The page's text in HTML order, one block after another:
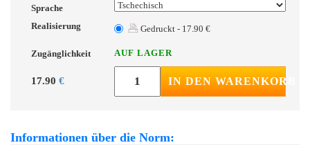
Sprache
Realisierung
Gedruckt - 17.90 €
Zugänglichkeit AUF LAGER
17.90 € IN DEN WARENKORB
Informationen über die Norm: